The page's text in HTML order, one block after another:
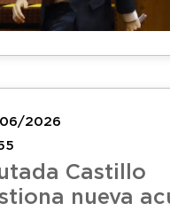
2026
Castillo
nueva